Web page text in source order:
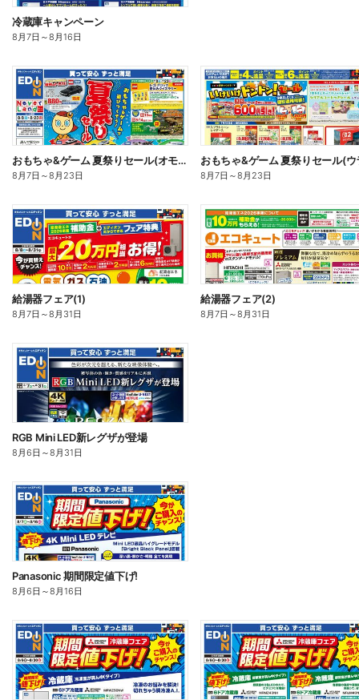
冷蔵庫キャンペーン
8月7日 ～8月16日
おもちゃ&ゲーム 夏祭りセール(オモテ)
8月7日 ～8月23日
おもちゃ&ゲーム 夏祭りセール(ウ
8月7日 ～8月23日
給湯器フェア(1)
8月7日 ～8月31日
給湯器フェア(2)
8月7日 ～8月31日
RGB Mini LED新レグザが登場
8月6日 ～8月31日
Panasonic 期間限定値下げ!
8月6日 ～8月16日